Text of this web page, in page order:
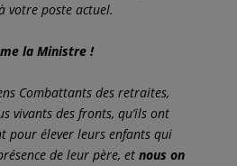
votre poste actuel.
la Ministre !
Combattants des retraites,
vivants des fronts, qu’ils ont
pour élever leurs enfants qui
de leur père, et nous on